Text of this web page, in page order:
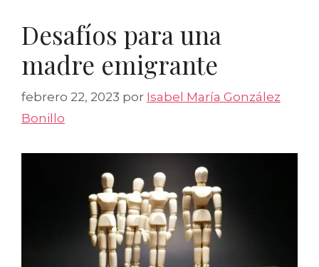
Desafíos para una
madre emigrante
febrero 22, 2023 por Isabel María González
Bonillo